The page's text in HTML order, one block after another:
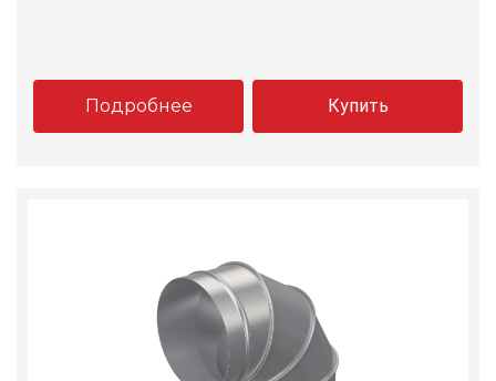
Подробнее Купить